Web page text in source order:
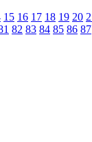
15 16 17 18 19 20
82 83 84 85 86 87